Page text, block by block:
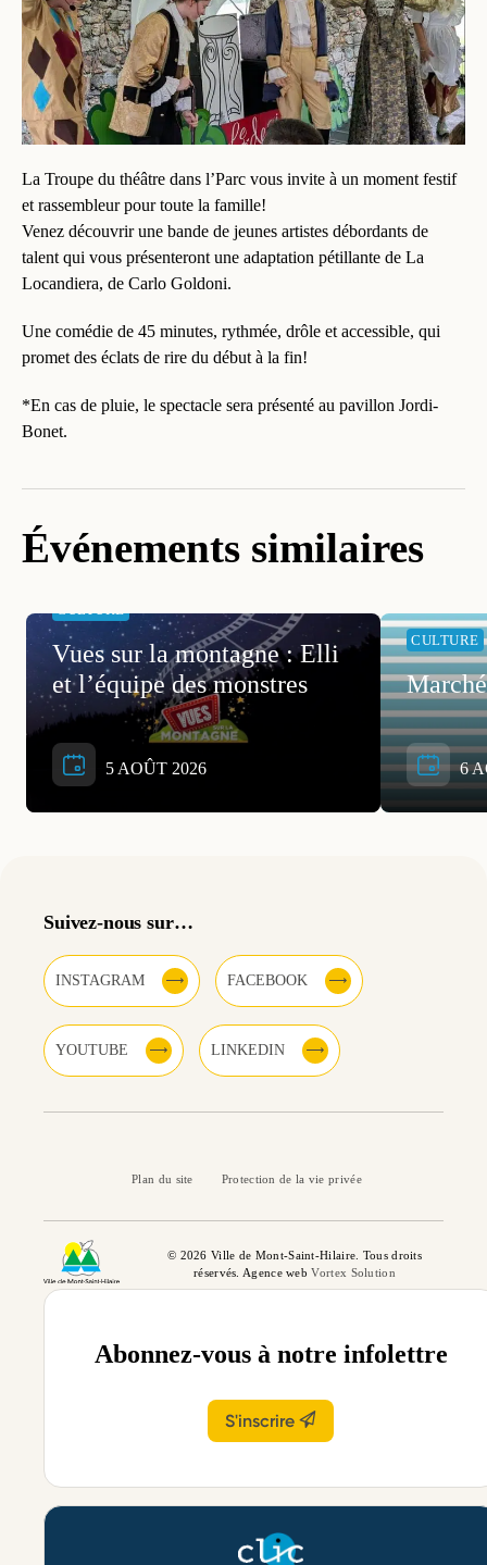
La Troupe du théâtre dans l’Parc vous invite à un moment festif
et rassembleur pour toute la famille!
Venez découvrir une bande de jeunes artistes débordants de
talent qui vous présenteront une adaptation pétillante de La
Locandiera, de Carlo Goldoni.
Une comédie de 45 minutes, rythmée, drôle et accessible, qui
promet des éclats de rire du début à la fin!
*En cas de pluie, le spectacle sera présenté au pavillon Jordi-
Bonet.
Événements similaires
Vues sur la montagne : Elli
et l’équipe des monstres
5 AOÛT 2026
CULTURE
6
Suivez-nous sur…
INSTAGRAM FACEBOOK
YOUTUBE LINKEDIN
© 2026 Ville de Mont-Saint-Hilaire. Tous droits
réservés. Agence webVortex Solution
Plan du site Protection de la vie privée
Abonnez-vous à notre infolettre
S'inscrire